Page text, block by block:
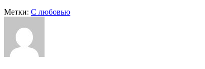
Метки: С любовью